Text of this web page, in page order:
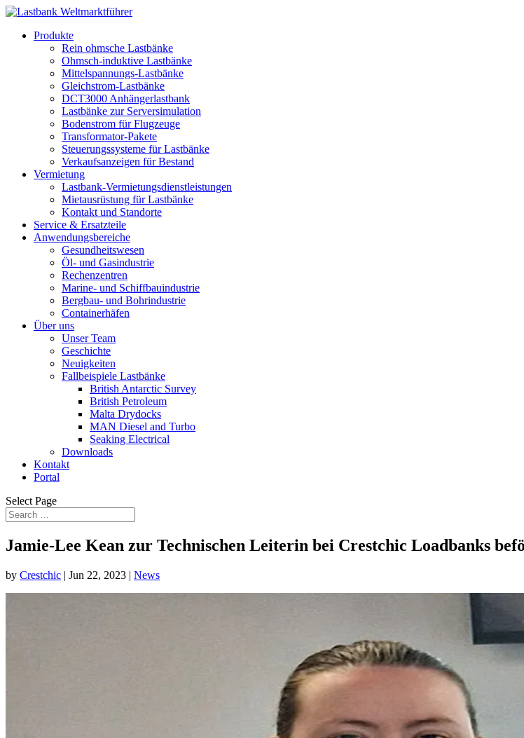
Produkte
Rein ohmsche Lastbänke
Ohmsch-induktive Lastbänke
Mittelspannungs-Lastbänke
Gleichstrom-Lastbänke
DCT3000 Anhängerlastbank
Lastbänke zur Serversimulation
Bodenstrom für Flugzeuge
Transformator-Pakete
Steuerungssysteme für Lastbänke
Verkaufsanzeigen für Bestand
Vermietung
Lastbank-Vermietungsdienstleistungen
Mietausrüstung für Lastbänke
Kontakt und Standorte
Service & Ersatzteile
Anwendungsbereiche
Gesundheitswesen
Öl- und Gasindustrie
Rechenzentren
Marine- und Schiffbauindustrie
Bergbau- und Bohrindustrie
Containerhäfen
Über uns
Unser Team
Geschichte
Neuigkeiten
Fallbeispiele Lastbänke
British Antarctic Survey
British Petroleum
Malta Drydocks
MAN Diesel and Turbo
Seaking Electrical
Downloads
Kontakt
Portal
Select Page
Jamie-Lee Kean zur Technischen Leiterin bei Crestchic Loadbanks
by Crestchic | Jun 22, 2023 | News